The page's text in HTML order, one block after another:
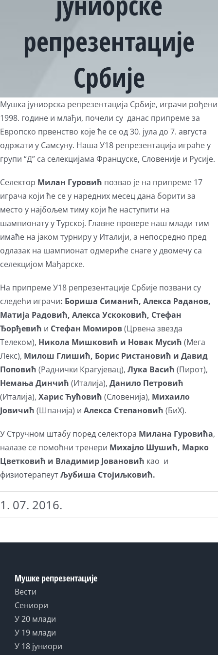
репрезентације
Србије
View
Larger
Image
Мушка јуниорска репрезентација Србије, играчи рођени
1998. године и млађи, почели су данас припреме за
Европско првенство које ће се од 30. јула до 7. августа
одржати у Самсуну. Наша У18 репрезентација играће у
групи “Д” са селекцијама Француске, Словеније и Русије.
Селектор Милан Гуровић позвао је на припреме 17
играча који ће се у наредних месец дана борити за
место у најбољем тиму који ће наступити на
шампионату у Турској. Главне провере наш млади тим
имаће на јаком турниру у Италији, а непосредно пред
одлазак на шампионат одмериће снаге у двомечу са
селекцијом Мађарске.
На припреме У18 репрезентације Србије позвани су
следећи играчи: Бориша Симанић, Алекса Раданов,
Матија Радовић, Алекса Ускоковић, Стефан
Ђорђевић и Стефан Момиров(Црвена звезда
Телеком), Никола Мишковић и Новак Мусић (Мега
Лекс), Милош Глишић, Борис Ристановић и Давид
Поповић (Раднички Крагујевац), Лука Васић (Пирот),
Немања Динчић (Италија), Данило Петровић
(Италија), Харис Ћућовић (Словенија), Михаило
Јовичић (Шпанија) и Алекса Степановић (БиХ).
У Стручном штабу поред селектора Милана Гуровића,
налазе се помоћни тренери Михајло Шушић, Марко
Цветковић и Владимир Јовановић као и
физиотерапеутЉубиша Стојиљковић.
1. 07. 2016.
Мушке репрезентације
Вести
Сениори
У 20 млади
У 19 млади
У 18 јуниори